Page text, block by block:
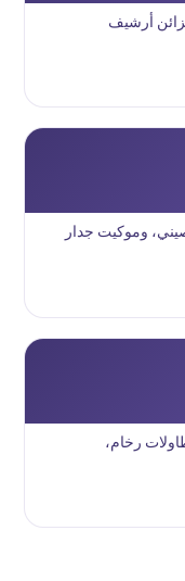
أرشيف
وموكيت جدار
رخام،